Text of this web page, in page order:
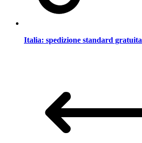
Italia: spedizione standard gratuita